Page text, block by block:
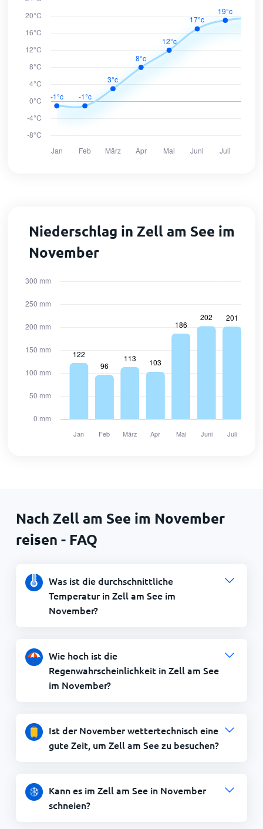
Niederschlag in Zell am See im
November
Nach Zell am See im November
reisen - FAQ
Was ist die durchschnittliche
Temperatur in Zell am See im
November?
Wie hoch ist die
Regenwahrscheinlichkeit in Zell am See
im November?
Ist der November wettertechnisch eine
gute Zeit, um Zell am See zu besuchen?
Kann es im Zell am See in November
schneien?